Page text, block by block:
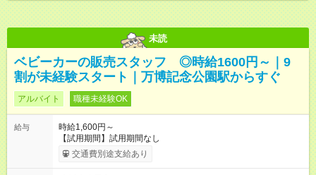
未読
ベビーカーの販売スタッフ ◎時給1600円～｜9
割が未経験スタート｜万博記念公園駅からすぐ
アルバイト 職種未経験OK
給与
時給1,600円～
【試用期間】試用期間なし
交通費別途支給あり